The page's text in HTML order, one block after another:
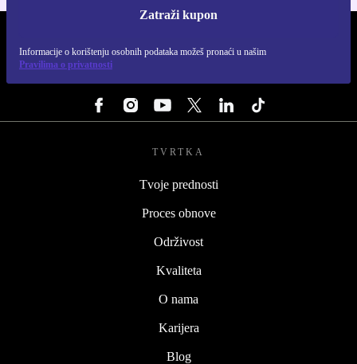
Zatraži kupon
Informacije o korištenju osobnih podataka možeš pronaći u našim
Pravilima o privatnosti
TVRTKA
Tvoje prednosti
Proces obnove
Održivost
Kvaliteta
O nama
Karijera
Blog